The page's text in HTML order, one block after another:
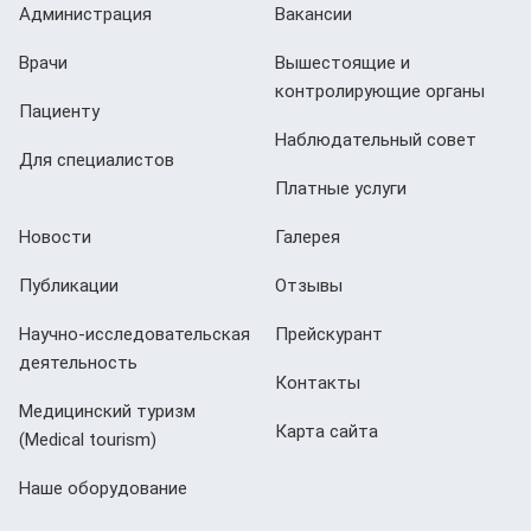
Администрация
Врачи
Пациенту
Для специалистов
Вакансии
Вышестоящие и
контролирующие органы
Наблюдательный совет
Платные услуги
Новости
Публикации
Научно-исследовательская
деятельность
Медицинский туризм
(Мedical tourism)
Наше оборудование
Галерея
Отзывы
Прейскурант
Контакты
Карта сайта